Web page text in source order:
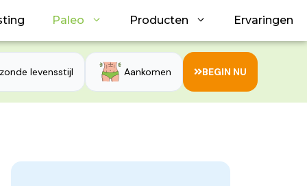
Paleo Producten Ervaringen
levensstijl Aankomen BEGIN NU